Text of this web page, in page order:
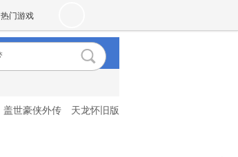
热门游戏
盖世豪侠外传 天龙怀旧版